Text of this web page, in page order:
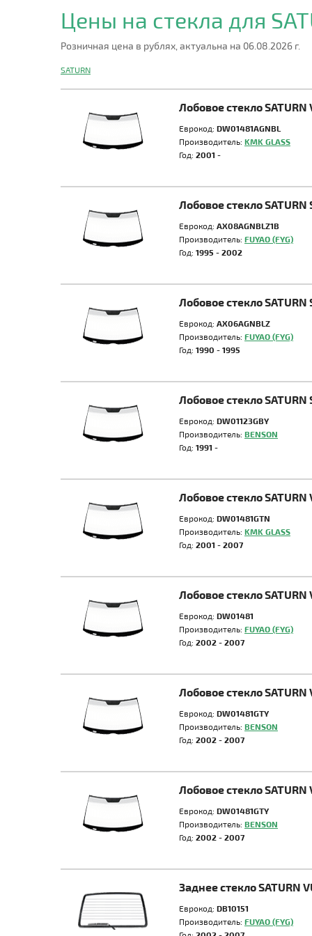
Цены на стекла для
Розничная цена в рублях, актуальна на 06.08.2026 г.
SATURN
Лобовое стекло SATURN
Еврокод: DW01481AGNBL
Производитель: KMK GLASS
Год: 2001 -
Лобовое стекло SATURN
Еврокод: AX08AGNBLZ1B
Производитель: FUYAO (FYG)
Год: 1995 - 2002
Лобовое стекло SATURN
Еврокод: AX06AGNBLZ
Производитель: FUYAO (FYG)
Год: 1990 - 1995
Лобовое стекло SATURN
Еврокод: DW01123GBY
Производитель: BENSON
Год: 1991 -
Лобовое стекло SATURN
Еврокод: DW01481GTN
Производитель: KMK GLASS
Год: 2001 - 2007
Лобовое стекло SATURN
Еврокод: DW01481
Производитель: FUYAO (FYG)
Год: 2002 - 2007
Лобовое стекло SATURN
Еврокод: DW01481GTY
Производитель: BENSON
Год: 2002 - 2007
Лобовое стекло SATURN
Еврокод: DW01481GTY
Производитель: BENSON
Год: 2002 - 2007
Заднее стекло SATURN
Еврокод: DB10151
Производитель: FUYAO (FYG)